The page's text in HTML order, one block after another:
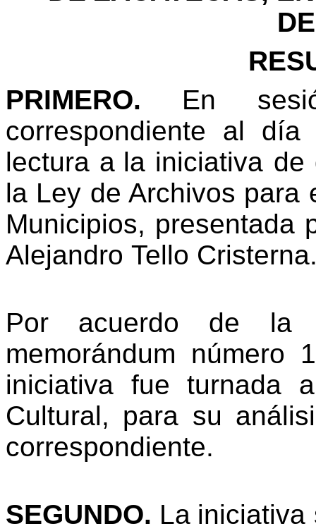
PRIMERO. En
correspondiente al
lectura a la iniciativa
la Ley de Archivos para
Municipios, presentada
Alejandro Tello
Por acuerdo de la
memorándum número
iniciativa fue turnada
a
Cultural, para su
correspondiente.
SEGUNDO. La iniciativa